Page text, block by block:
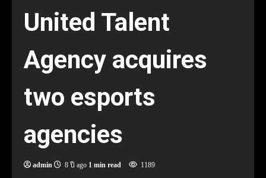
United Talent
Agency acquires
two esports
agencies
admin 8 ปี ago 1 min read 1189